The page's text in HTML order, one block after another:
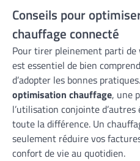
Conseils pour
chauffage connecté
Pour tirer pleinement parti
est essentiel de bien
d’adopter les bonnes
optimisation chauffage, une
l’utilisation conjointe
toute la différence. Un
seulement réduire vos
confort de vie au quotidien.